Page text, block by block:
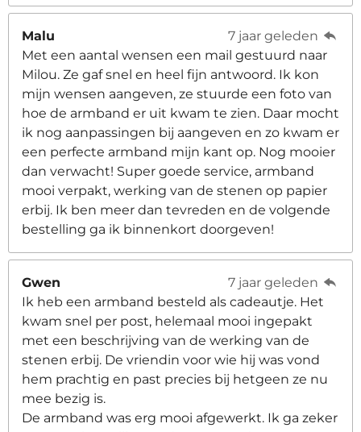
Malu
7 jaar geleden
Met een aantal wensen een mail gestuurd naar
Milou. Ze gaf snel en heel fijn antwoord. Ik kon
mijn wensen aangeven, ze stuurde een foto van
hoe de armband er uit kwam te zien. Daar mocht
ik nog aanpassingen bij aangeven en zo kwam er
een perfecte armband mijn kant op. Nog mooier
dan verwacht! Super goede service, armband
mooi verpakt, werking van de stenen op papier
erbij. Ik ben meer dan tevreden en de volgende
bestelling ga ik binnenkort doorgeven!
Gwen
7 jaar geleden
Ik heb een armband besteld als cadeautje. Het
kwam snel per post, helemaal mooi ingepakt
met een beschrijving van de werking van de
stenen erbij. De vriendin voor wie hij was vond
hem prachtig en past precies bij hetgeen ze nu
mee bezig is.
De armband was erg mooi afgewerkt. Ik ga zeker